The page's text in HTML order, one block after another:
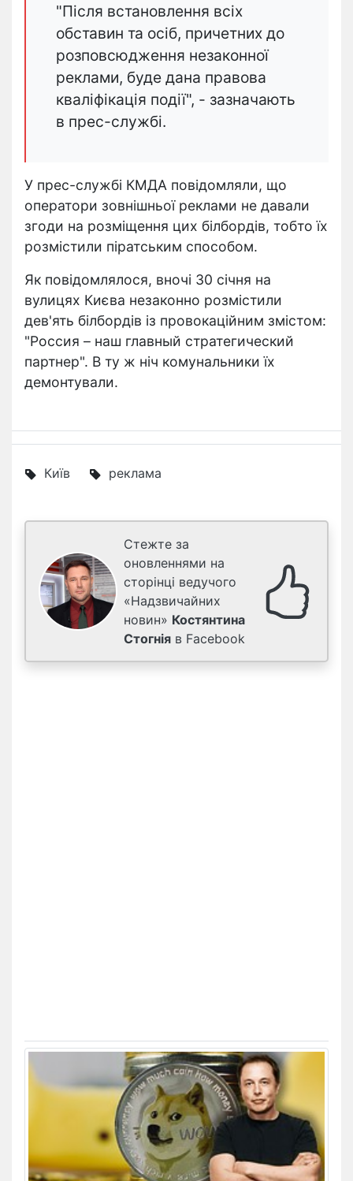
"Після встановлення всіх
обставин та осіб, причетних до
розповсюдження незаконної
реклами, буде дана правова
кваліфікація події", - зазначають
в прес-службі.
У прес-службі КМДА повідомляли, що
оператори зовнішньої реклами не давали
згоди на розміщення цих білбордів, тобто їх
розмістили піратським способом.
Як повідомлялося, вночі 30 січня на
вулицях Києва незаконно розмістили
дев'ять білбордів із провокаційним змістом:
"Россия – наш главный стратегический
партнер". В ту ж ніч комунальники їх
демонтували.
Київ реклама
Стежте за
оновленнями на
сторінці ведучого
«Надзвичайних
новин» Костянтина
Стогнія в Facebook